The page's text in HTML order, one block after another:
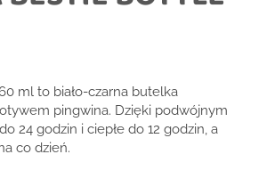
ml to biało-czarna butelka
pingwina. Dzięki podwójnym
24 godzin i ciepłe do 12 godzin, a
co dzień.